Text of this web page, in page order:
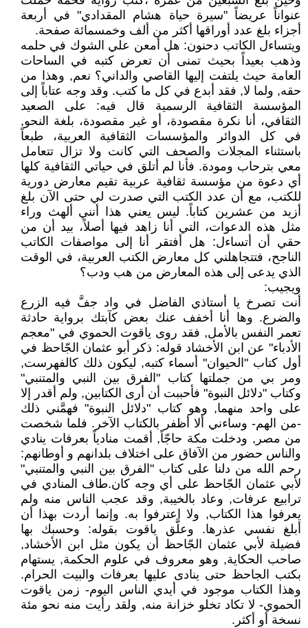
عنواناً عريضاً "سيرة حياة هشام المقدادي" في أربعة
أجزاء بلغ عدد أوراقها أكثر من ألف وخمسمائة صفحة.
ويتساءل الكاتب دحنون: هل أمعن علي الشوك في حلمه
وذهب بعيداً بحيث تمنى أن تعرض كتبه في الساحات
العامة حيث يلتفت إليها القاصي والداني؟ نعم, وهذا من
حقه, ولما لا, فقد أبدع في كل ما كتب. وقد وجه عتاباً إلى
المؤسسة الثقافية الرسمية قال فيه: على الصعيد
الثقافي، أنا نكرة مقصودة، أو غير مقصودة، بلغة النحو,
في كل الدوائر والمؤسسات الثقافية العربية، طبعاً
باستثناء المجلات والصحف التي كانت ولا تزال تتعامل
معي بترحاب ومودة. فأنا لم أتلق في حياتي الثقافية كلها
أي دعوة من مؤسسة ثقافية عربية تقيم معارض دورية
للكتب، مع أن عدد الكتب التي صدرت لي حتى الآن بلغ
أزيد من عشرين كتاباً. ليس يعني هذا أنني ألهث وراء
مثل هذه الدعوات، التي أنا زاهد فيها أصلاً، بيد أن من
حقي أن أتساءل: هل أفتقر أنا إلى مواصفات الكاتب
الناجح، فتتجاهلني كل معارض الكتب العربية، في الوقت
الذي يدعى إلى هذه المعارض من هب ودب؟
ويجيب:
أنت تصرخ يا أستاذي الفاضل في واد جفَّ فيه الزرع
والضرع. وها أنا أخفف عنك بعض كآبتك برواية حادثة
تعمر النفس بالأمل, فقد روى ياقوت الحموي في "معجم
الأدباء" عن ابن الأخشاد قوله: ذكر أبو عثمان الجّاحظ في
أول كتاب "الحيوان" أسماء كتبه, ليكون ذلك كالفهرست,
ومر بي من جملتها كتاب "الفرق بين النبي والمتنبي"
وكتاب "دلائل النبوة" فأحببت أن أرى الكتابين, ولم أقدر إلا
على واحد منهما, وهو كتاب "دلائل النبوة" فهمَّني ذلك
-من الهم- وساءني ألا أظفر بالكتاب الآخر. فلما شخصت
من مصر, ودخلت مكة حاجّاً, أقمت منادياً بعرفات ينادي
والناس حضور من الآفاق على اختلاف بلدانهم و أوطانهم:
رحم الله من دلنا على كتاب "الفرق بين النبي والمتنبي"
لأبي عثمان الجّاحظ على أي وجه كان.طاف المنادي في
ترابيع عرفات, وعاد بالخيبة, وقد عجب الناس منه ولم
يعرفوا هذا الكتاب, ولا اعترفوا به. وإنما أردت بهذا أن
أبلغ نفسي عذرها. وعلَّق ياقوت بقوله: وحسبك بها
فضيلة لأبي عثمان الجّاحظ أن يكون مثل ابن الأخشاد,
صاحب الحكاية, وهو معروف في علوم الحكمة, يستهام
بكتب الجاحظ حتى ينادى عليها بعرفات والبيت الحرام.
وهذا الكتاب موجود في أيدي الناس اليوم- زمن ياقوت
الحموي- لا تكاد تخلو خزانة منه, ولقد رأيت منه نحو مئة
نسخة أو أكثر.